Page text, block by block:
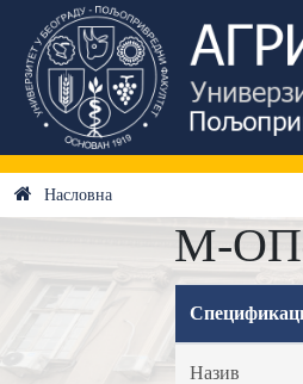
Насловна
М-ОП-
Назив